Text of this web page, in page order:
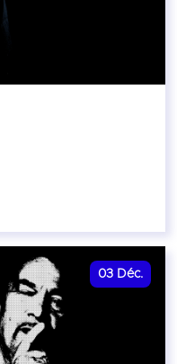
03 Déc.